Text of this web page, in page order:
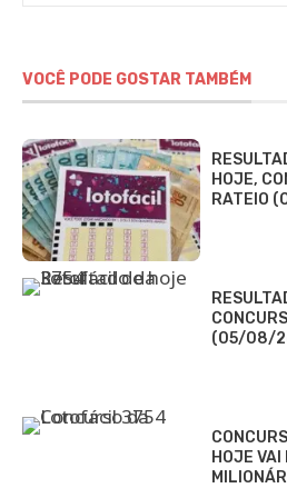
VOCÊ PODE GOSTAR TAMBÉM
HOJE,
RATEIO
(05/08/
HOJE VAI